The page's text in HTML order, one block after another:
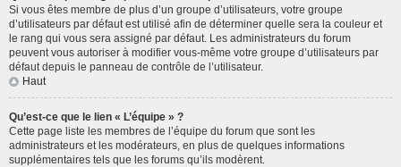
Si vous êtes membre de plus d’un groupe d’utilisateurs, votre groupe
d’utilisateurs par défaut est utilisé afin de déterminer quelle sera la couleur et
le rang qui vous sera assigné par défaut. Les administrateurs du forum
peuvent vous autoriser à modifier vous-même votre groupe d’utilisateurs par
défaut depuis le panneau de contrôle de l’utilisateur.
Haut
Qu’est-ce que le lien « L’équipe » ?
Cette page liste les membres de l’équipe du forum que sont les
administrateurs et les modérateurs, en plus de quelques informations
supplémentaires tels que les forums qu’ils modèrent.